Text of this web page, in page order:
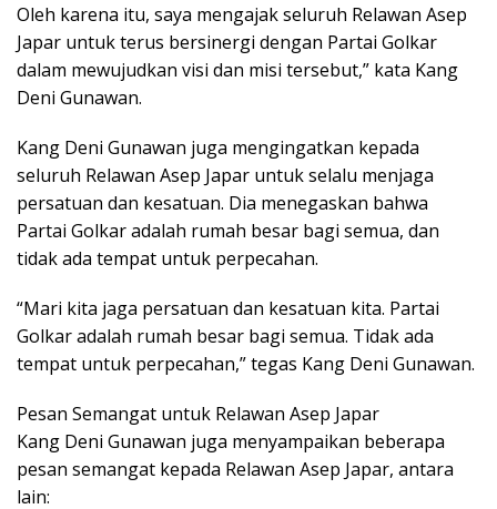
Oleh karena itu, saya mengajak seluruh Relawan Asep
Japar untuk terus bersinergi dengan Partai Golkar
dalam mewujudkan visi dan misi tersebut,” kata Kang
Deni Gunawan.
Kang Deni Gunawan juga mengingatkan kepada
seluruh Relawan Asep Japar untuk selalu menjaga
persatuan dan kesatuan. Dia menegaskan bahwa
Partai Golkar adalah rumah besar bagi semua, dan
tidak ada tempat untuk perpecahan.
“Mari kita jaga persatuan dan kesatuan kita. Partai
Golkar adalah rumah besar bagi semua. Tidak ada
tempat untuk perpecahan,” tegas Kang Deni Gunawan.
Pesan Semangat untuk Relawan Asep Japar
Kang Deni Gunawan juga menyampaikan beberapa
pesan semangat kepada Relawan Asep Japar, antara
lain: